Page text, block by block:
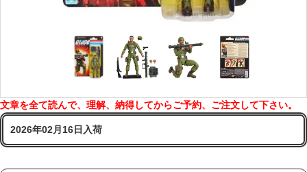
文章を全て読んで、理解、納得してからご予約、ご注文して下さい。
2026年02月16日入荷